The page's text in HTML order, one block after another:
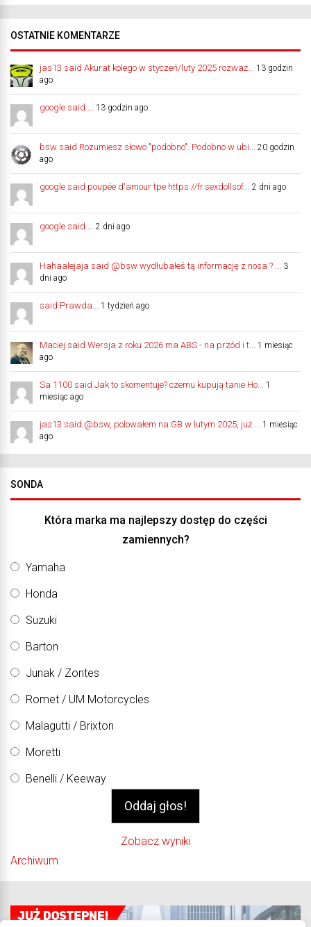
OSTATNIE KOMENTARZE
jas13 said Akurat kolego w styczeń/luty 2025 rozważ...
13 godzin
ago
google said ... 13 godzin ago
bsw said Rozumiesz słowo "podobno". Podobno w ubi...
20 godzin
ago
google said poupée d'amour tpe https://fr.sexdollsof... 2 dni ago
google said ... 2 dni ago
Hahaalejaja said @bsw wydłubałeś tą informację z nosa ? ...
3
dni ago
said Prawda... 1 tydzień ago
Maciej said Wersja z roku 2026 ma ABS - na przód i t...
1 miesiąc
ago
Sa 1100 said Jak to skomentuje? czemu kupują tanie Ho...
1
miesiąc ago
jas13 said @bsw, polowałem na GB w lutym 2025, już ...
1 miesiąc
ago
SONDA
Która marka ma najlepszy dostęp do części
zamiennych?
Yamaha
Honda
Suzuki
Barton
Junak / Zontes
Romet / UM Motorcycles
Malagutti / Brixton
Moretti
Benelli / Keeway
Zobacz wyniki
Archiwum